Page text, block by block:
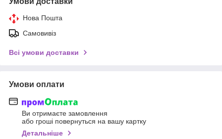
Нова Пошта
Самовивіз
Всі умови доставки
Умови оплати
Ви отримаєте замовлення
або гроші повернуться на вашу картку
Детальніше